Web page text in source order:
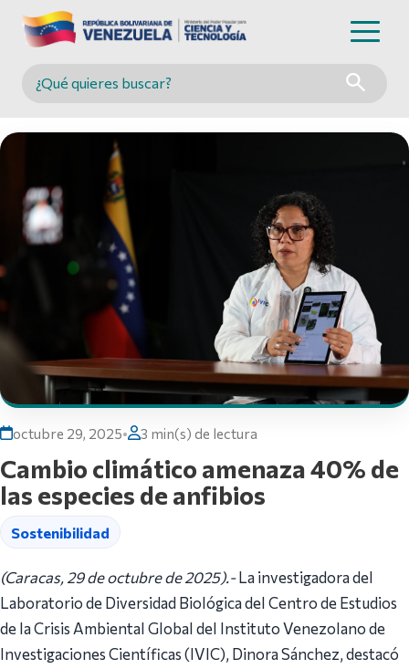
Buscar en MINCYT
octubre 29, 2025• 3 min(s) de lectura
Cambio climático amenaza 40% de
las especies de anfibios
Sostenibilidad
(Caracas, 29 de octubre de 2025).-La investigadora del
Laboratorio de Diversidad Biológica del Centro de Estudios
de la Crisis Ambiental Global del Instituto Venezolano de
Investigaciones Científicas (IVIC), Dinora Sánchez, destacó